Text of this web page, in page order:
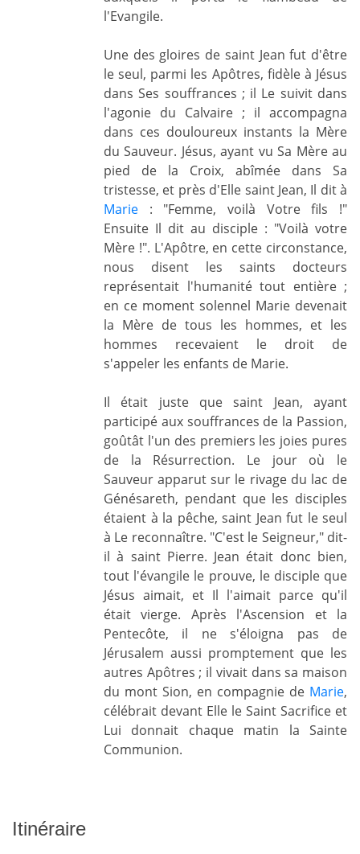
l'Evangile.
Une des gloires de saint Jean fut d'être
le seul, parmi les Apôtres, fidèle à Jésus
dans Ses souffrances ; il Le suivit dans
l'agonie du Calvaire ; il accompagna
dans ces douloureux instants la Mère
du Sauveur. Jésus, ayant vu Sa Mère au
pied de la Croix, abîmée dans Sa
tristesse, et près d'Elle saint Jean, Il dit à
Marie : "Femme, voilà Votre fils !"
Ensuite Il dit au disciple : "Voilà votre
Mère !". L'Apôtre, en cette circonstance,
nous disent les saints docteurs
représentait l'humanité tout entière ;
en ce moment solennel Marie devenait
la Mère de tous les hommes, et les
hommes recevaient le droit de
s'appeler les enfants de Marie.
Il était juste que saint Jean, ayant
participé aux souffrances de la Passion,
goûtât l'un des premiers les joies pures
de la Résurrection. Le jour où le
Sauveur apparut sur le rivage du lac de
Génésareth, pendant que les disciples
étaient à la pêche, saint Jean fut le seul
à Le reconnaître. "C'est le Seigneur," dit-
il à saint Pierre. Jean était donc bien,
tout l'évangile le prouve, le disciple que
Jésus aimait, et Il l'aimait parce qu'il
était vierge. Après l'Ascension et la
Pentecôte, il ne s'éloigna pas de
Jérusalem aussi promptement que les
autres Apôtres ; il vivait dans sa maison
du mont Sion, en compagnie de Marie,
célébrait devant Elle le Saint Sacrifice et
Lui donnait chaque matin la Sainte
Communion.
Itinéraire